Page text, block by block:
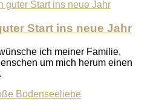
Start ins neue Jahr
ich meiner Familie,
um mich herum einen